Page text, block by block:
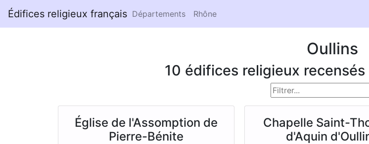
Édifices religieux français Départements Rhône
Oullins
10 édifices religieux
Église de l'Assomption de
Pierre-Bénite
Chapelle Saint-
d'Aquin